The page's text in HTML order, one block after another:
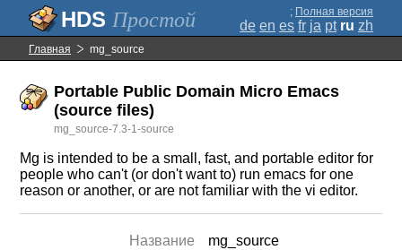
Простой ; Полная версия
de en es fr ja pt ru zh
Главная mg_source
Portable Public Domain Micro Emacs
(source files)
mg_source-7.3-1-source
Mg is intended to be a small, fast, and portable editor for
people who can't (or don't want to) run emacs for one
reason or another, or are not familiar with the vi editor.
Название
mg_source